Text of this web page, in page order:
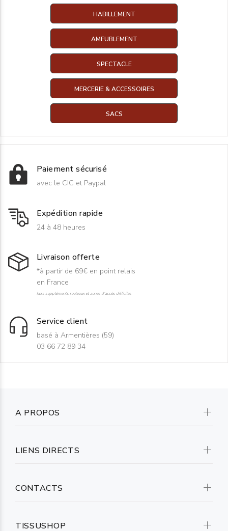
HABILLEMENT
AMEUBLEMENT
SPECTACLE
MERCERIE & ACCESSOIRES
SACS
Paiement sécurisé
avec le CIC et Paypal
Expédition rapide
24 à 48 heures
Livraison offerte
*à partir de 69€ en point relais
en France
hors suppléments rouleaux et zones d'accès difficiles
Service client
basé à Armentières (59)
03 66 72 89 34
A PROPOS
LIENS DIRECTS
CONTACTS
TISSUSHOP